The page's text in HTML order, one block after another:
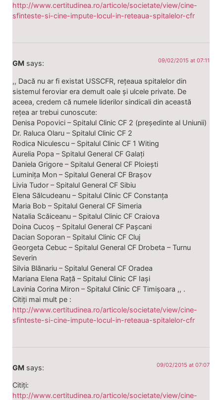
http://www.certitudinea.ro/articole/societate/view/cine-
sfinteste-si-cine-impute-locul-in-reteaua-spitalelor-cfr
GM says: 09/02/2015 at 07:11
,, Dacă nu ar fi existat USSCFR, rețeaua spitalelor din
sistemul feroviar era demult oale și ulcele private. De
aceea, credem că numele liderilor sindicali din această
rețea ar trebui cunoscute:
Denisa Popovici – Spitalul Clinic CF 2 (președinte al Uniunii)
Dr. Raluca Olaru – Spitalul Clinic CF 2
Rodica Niculescu – Spitalul Clinic CF 1 Witing
Aurelia Popa – Spitalul General CF Galați
Daniela Grigore – Spitalul General CF Ploiești
Luminița Mon – Spitalul General CF Brașov
Livia Tudor – Spitalul General CF Sibiu
Elena Sălcudeanu – Spitalul Clinic CF Constanța
Maria Bob – Spitalul General CF Simeria
Natalia Scăiceanu – Spitalul Clinic CF Craiova
Doina Cucoș – Spitalul General CF Pașcani
Dacian Soporan – Spitalul Clinic CF Cluj
Georgeta Cebuc – Spitalul General CF Drobeta – Turnu
Severin
Silvia Blănariu – Spitalul General CF Oradea
Mariana Elena Rață – Spitalul Clinic CF Iași
Lavinia Corina Miron – Spitalul Clinic CF Timișoara ,, .
Citiți mai mult pe :
http://www.certitudinea.ro/articole/societate/view/cine-
sfinteste-si-cine-impute-locul-in-reteaua-spitalelor-cfr
GM says: 09/02/2015 at 07:07
Citiți:
http://www.certitudinea.ro/articole/societate/view/cine-